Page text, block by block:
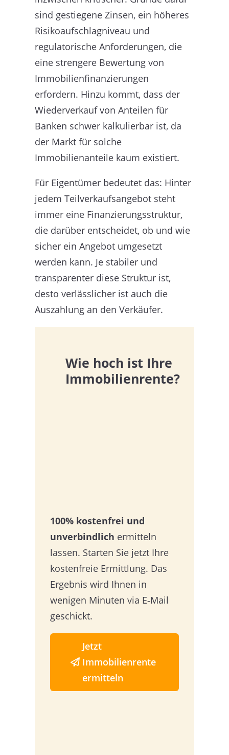
sind gestiegene Zinsen, ein höheres
Risikoaufschlagniveau und
regulatorische Anforderungen, die
eine strengere Bewertung von
Immobilienfinanzierungen
erfordern. Hinzu kommt, dass der
Wiederverkauf von Anteilen für
Banken schwer kalkulierbar ist, da
der Markt für solche
Immobilienanteile kaum existiert.
Für Eigentümer bedeutet das: Hinter
jedem Teilverkaufsangebot steht
immer eine Finanzierungsstruktur,
die darüber entscheidet, ob und wie
sicher ein Angebot umgesetzt
werden kann. Je stabiler und
transparenter diese Struktur ist,
desto verlässlicher ist auch die
Auszahlung an den Verkäufer.
Wie hoch ist Ihre
Immobilienrente?
100% kostenfrei und
unverbindlich ermitteln
lassen. Starten Sie jetzt Ihre
kostenfreie Ermittlung. Das
Ergebnis wird Ihnen in
wenigen Minuten via E‑Mail
geschickt.
Jetzt
Immobilienrente
ermitteln